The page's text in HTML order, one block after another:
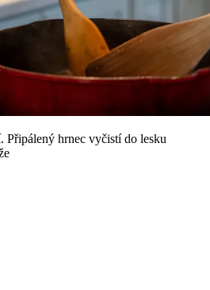
Připálený hrnec vyčistí do lesku